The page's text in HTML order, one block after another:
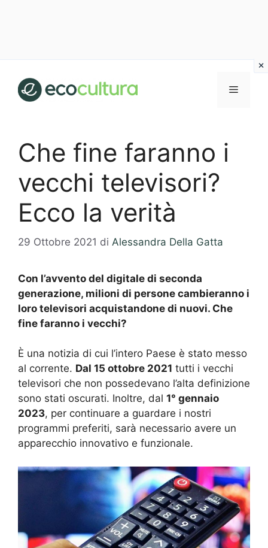
contenuto
MENU
Che fine faranno i
vecchi televisori?
Ecco la verità
29 Ottobre 2021 di Alessandra Della Gatta
Con l’avvento del digitale di seconda
generazione, milioni di persone cambieranno i
loro televisori acquistandone di nuovi. Che
fine faranno i vecchi?
È una notizia di cui l’intero Paese è stato messo
al corrente. Dal 15 ottobre 2021 tutti i vecchi
televisori che non possedevano l’alta definizione
sono stati oscurati. Inoltre, dal 1° gennaio
2023, per continuare a guardare i nostri
programmi preferiti, sarà necessario avere un
apparecchio innovativo e funzionale.